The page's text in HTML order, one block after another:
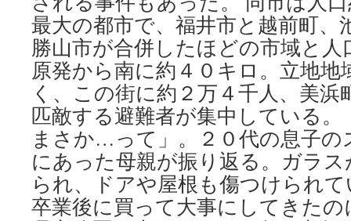
県
調
査、
作
業
員
向
け
宿
は
減
少
幅
最大の都市で、福井市と越前町、
勝山市が合併したほどの市域と
原発から南に約４０キロ。立地
く、この街に約２万４千人、美
匹敵する避難者が集中している
まさか…って」。２０代の息子の
にあった母親が振り返る。ガラ
られ、ドアや屋根も傷つけられ
卒業後に買って大事にしてきた